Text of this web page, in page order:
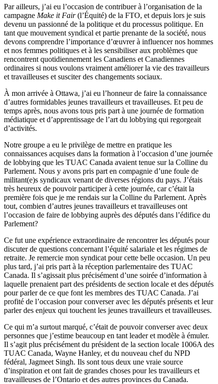
Par ailleurs, j’ai eu l’occasion de contribuer à l’organisation de la
campagne Make it Fair(l’Équité) de la FTO, et depuis lors je suis
devenu un passionné de la politique et du processus politique. En
tant que mouvement syndical et partie prenante de la société, nous
devons comprendre l’importance d’œuvrer à influencer nos hommes
et nos femmes politiques et à les sensibiliser aux problèmes que
rencontrent quotidiennement les Canadiens et Canadiennes
ordinaires si nous voulons vraiment améliorer la vie des travailleurs
et travailleuses et susciter des changements sociaux.
À mon arrivée à Ottawa, j’ai eu l’honneur de faire la connaissance
d’autres formidables jeunes travailleurs et travailleuses. Et peu de
temps après, nous avons tous pris part à une journée de formation
médiatique et d’apprentissage de l’art du lobbying qui regorgeait
d’activités.
Notre groupe a eu le privilège de mettre en pratique les
connaissances acquises dans la formation à l’occasion d’une journée
de lobbying que les TUAC Canada avaient tenue sur la Colline du
Parlement. Nous y avons pris part en compagnie d’une foule de
militant(e)s syndicaux venant de diverses régions du pays. J’étais
très heureux de pouvoir participer à cette journée, car c’était la
première fois que je me rendais sur la Colline du Parlement. Après
tout, combien d’autres jeunes travailleurs et travailleuses ont
l’occasion de faire de lobbying auprès des députés dans l’édifice du
Parlement?
Ce fut une expérience extraordinaire de rencontrer les députés pour
discuter de questions concernant l’équité salariale et les régimes de
retraite. Je remercie mon syndicat pour cette belle occasion. Un peu
plus tard, j’ai pris part à la réception parlementaire des TUAC
Canada. Il s’agissait plus précisément d’une soirée d’information à
laquelle prenaient part des présidents de section locale et des députés
pour parler de ce que font les membres des TUAC Canada. J’ai
profité de l’occasion pour converser avec les députés présents et leur
parler des enjeux qui touchent les jeunes travailleurs et travailleuses.
Ce qui m’a surtout marqué, c’était de pouvoir converser avec deux
personnes que j’estime beaucoup en tant leader et modèle à émuler.
Il s’agit plus précisément du président de la section locale 1006A des
TUAC Canada, Wayne Hanley, et du nouveau chef du NPD
fédéral, Jagmeet Singh. Ils sont tous deux une vraie source
d’inspiration et ont fait de grandes choses pour les travailleurs et
travailleuses de l’Ontario et des autres provinces du Canada.